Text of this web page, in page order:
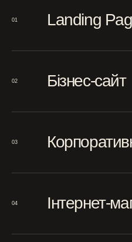
01 Landing
02 Бізнес-сайт
03
04 Інтернет-